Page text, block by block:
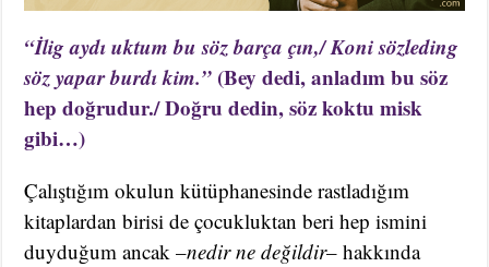
“İlig aydı uktum bu söz barça çın,/ Koni sözleding
söz yapar burdı kim.” (Bey dedi, anladım bu söz
hep doğrudur./ Doğru dedin, söz koktu misk
gibi…)
Çalıştığım okulun kütüphanesinde rastladığım
kitaplardan birisi de çocukluktan beri hep ismini
duyduğum ancak –nedir ne değildir– hakkında